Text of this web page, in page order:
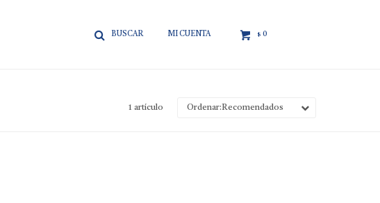
$ 0
1 artículo Recomendados